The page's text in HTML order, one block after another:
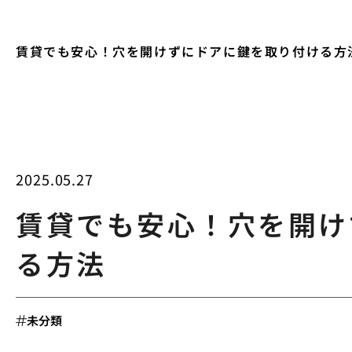
賃貸でも安心！穴を開けずにドアに鍵を取り付ける方
2025.05.27
賃貸でも安心！穴を開
る方法
未分類